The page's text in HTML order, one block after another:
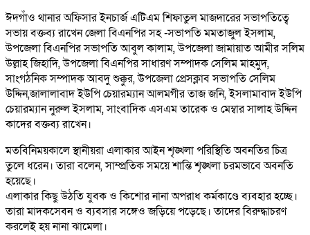
ঈদগাঁও থানার অফিসার ইনচার্জ এটিএম শিফাতুল মাজদারের সভাপতিত্বে
সভায় বক্তব্য রাখেন জেলা বিএনপির সহ -সভাপতি মমতাজুল ইসলাম,
উপজেলা বিএনপির সভাপতি আবুল কালাম, উপজেলা জামায়াত আমীর সলিম
উল্লাহ জিহাদি, উপজেলা বিএনপির সাধারণ সম্পাদক সেলিম মাহমুদ,
সাংগঠনিক সম্পাদক আবদু শুক্কুর, উপজেলা প্রেসক্লাব সভাপতি সেলিম
উদ্দিন,জালালাবাদ ইউপি চেয়ারম্যান আলমগীর তাজ জনি, ইসলামাবাদ ইউপি
চেয়ারম্যান নুরুল ইসলাম, সাংবাদিক এসএম তারেক ও মেম্বার সালাহ উদ্দিন
কাদের বক্তব্য রাখেন।
মতবিনিময়কালে স্থানীয়রা এলাকার আইন শৃঙ্খলা পরিস্থিতি অবনতির চিত্র
তুলে ধরেন। তারা বলেন, সাম্প্রতিক সময়ে শান্তি শৃঙ্খলা চরমভাবে অবনতি
হয়েছে।
এলাকার কিছু উঠতি যুবক ও কিশোর নানা অপরাধ কর্মকাণ্ডে ব্যবহার হচ্ছে।
তারা মাদকসেবন ও ব্যবসার সঙ্গেও জড়িয়ে পড়েছে। তাদের বিরুদ্ধাচরণ
করলেই হয় নানা ঝামেলা।